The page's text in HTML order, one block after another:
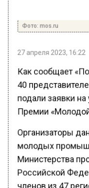
Как сообщает
40
подали заявки
Премии
Организаторы
молодых
Министерства
Российской
членов из 47